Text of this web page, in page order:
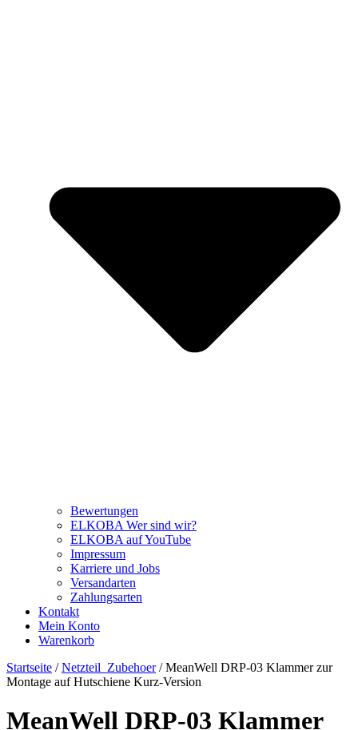
Bewertungen
ELKOBA Wer sind wir?
ELKOBA auf YouTube
Impressum
Karriere und Jobs
Versandarten
Zahlungsarten
Kontakt
Mein Konto
Warenkorb
Startseite /Netzteil_Zubehoer/ MeanWell DRP-03 Klammer zur
Montage auf Hutschiene Kurz-Version
MeanWell DRP-03 Klammer